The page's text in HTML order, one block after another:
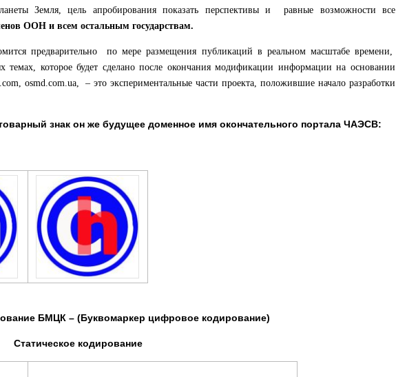
Земля, цель апробирования показать перспективы и равные возможности все
ООН и всем остальным государствам.
предварительно по мере размещения публикаций в реальном масштабе времени,
темах, которое будет сделано после окончания модификации информации на основании
osmd.com.ua, – это экспериментальные части проекта, положившие начало разработки
знак он же будущее доменное имя окончательного портала ЧАЭСВ:
БМЦК – (Буквомаркер цифровое кодирование)
Статическое кодирование